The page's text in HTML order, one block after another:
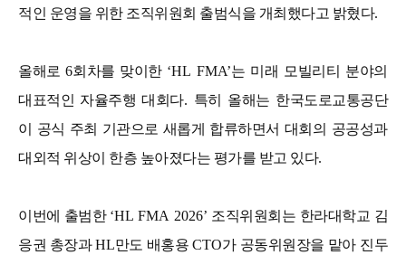
적인 운영을 위한 조직위원회 출범식을 개최했다고 밝혔다.
올해로 6회차를 맞이한 ‘HL FMA’는 미래 모빌리티 분야의
대표적인 자율주행 대회다. 특히 올해는 한국도로교통공단
이 공식 주최 기관으로 새롭게 합류하면서 대회의 공공성과
대외적 위상이 한층 높아졌다는 평가를 받고 있다.
이번에 출범한 ‘HL FMA 2026’ 조직위원회는 한라대학교 김
응권 총장과HL만도 배홍용 CTO가 공동위원장을 맡아 진두